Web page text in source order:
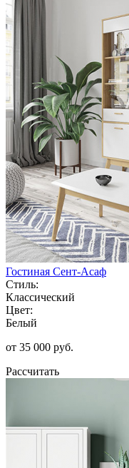
Гостиная Сент-Асаф
Стиль:
Классический
Цвет:
Белый
от 35 000 руб.
Рассчитать